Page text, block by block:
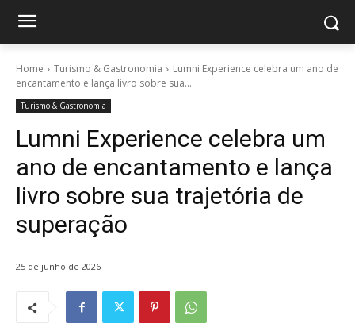
Home Turismo & Gastronomia
Lumni Experience celebra um ano de
encantamento e lança livro sobre sua...
Turismo & Gastronomia
Lumni Experience celebra um
ano de encantamento e lança
livro sobre sua trajetória de
superação
25 de junho de 2026